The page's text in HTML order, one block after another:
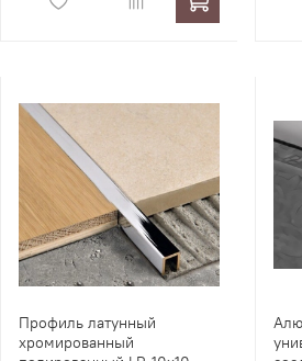
Профиль латунный
хромированный